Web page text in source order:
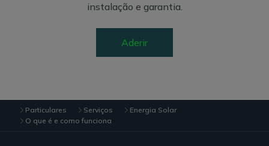
instalação e garantia.
Aderir
Particulares Serviços
Energia Solar
O que é e como funciona